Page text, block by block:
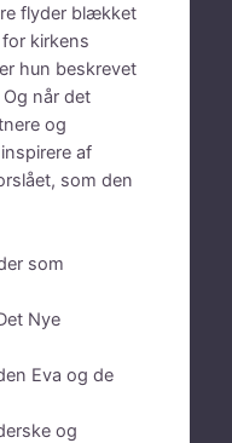
flyder blækket
kirkens
hun beskrevet
når det
og
af
som den
som
Nye
Eva og de
og